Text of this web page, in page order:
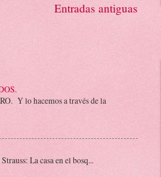
Entradas antiguas
Y lo hacemos a través de la
La casa en el bosq...